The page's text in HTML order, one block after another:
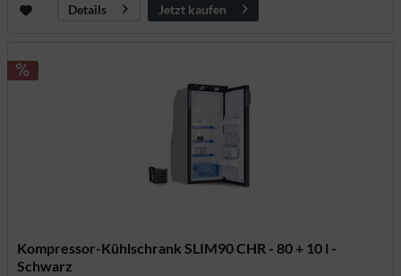
Details Jetzt kaufen
Kompressor-Kühlschrank SLIM90 CHR - 80 + 10 l -
Schwarz